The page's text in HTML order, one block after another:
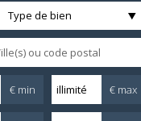
Type de bien
€ min € max